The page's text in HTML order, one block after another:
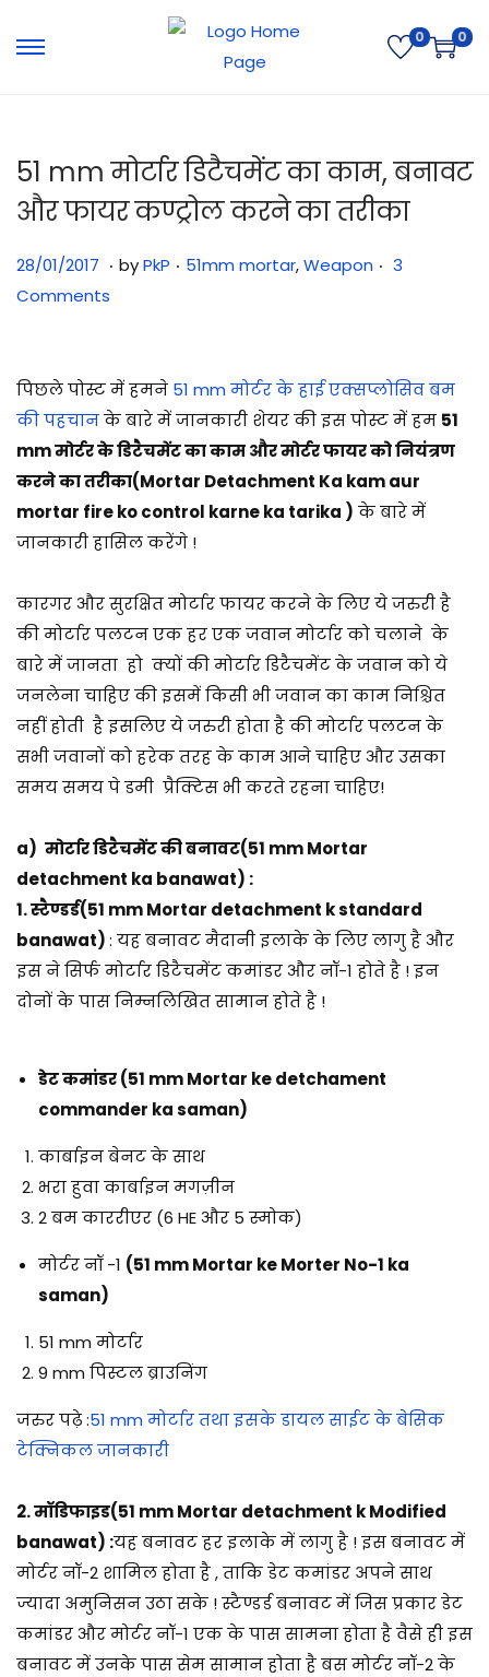
0 0
51 mm मोर्टार डिटैचमेंट का काम, बनावट
और फायर कण्ट्रोल करने का तरीका
Posted on
28/01/2017 3
1
7
/
2
0
2
5
. byPkP . Posted in
51mm mortar,Weapon . 3
Comments
पिछले पोस्ट में हमने 51 mm मोर्टर के हाई एक्सप्लोसिव बम
की पहचानके बारे में जानकारी शेयर की इस पोस्ट में हम 51
mm मोर्टर के डिटैचमेंट का काम और मोर्टर फायर को नियंत्रण
करने का तरीका(Mortar Detachment Ka kam aur
mortar fire ko control karne ka tarika ) के बारे में
जानकारी हासिल करेंगे !
कारगर और सुरक्षित मोर्टार फायर करने के लिए ये जरुरी है
की मोर्टार पलटन एक हर एक जवान मोर्टार को चलाने के
बारे में जानता हो क्यों की मोर्टार डिटैचमेंट के जवान को ये
जनलेना चाहिए की इसमें किसी भी जवान का काम निश्चित
नहीं होती है इसलिए ये जरुरी होता है की मोर्टार पलटन के
सभी जवानों को हरेक तरह के काम आने चाहिए और उसका
समय समय पे डमी प्रैक्टिस भी करते रहना चाहिए!
a) मोर्टार डिटैचमेंट की बनावट(51 mm Mortar
detachment ka banawat) :
1. स्टैण्डर्ड(51 mm Mortar detachment k standard
banawat): यह बनावट मैदानी इलाके के लिए लागु है और
इस ने सिर्फ मोर्टार डिटैचमेंट कमांडर और नॉ-1 होते है ! इन
दोनों के पास निम्नलिखित सामान होते है !
डेट कमांडर(51 mm Mortar ke detchament
commander ka saman)
कार्बाइन बेनट के साथ
भरा हुवा कार्बाइन मगज़ीन
2 बम काररीएर (6 HE और 5 स्मोक)
मोर्टर नॉ -1 (51 mm Mortar ke Morter No-1 ka
saman)
51 mm मोर्टार
9 mm पिस्टल ब्राउनिंग
जरुर पढ़े :51 mm मोर्टार तथा इसके डायल साईट के बेसिक
टेक्निकल जानकारी
2. मॉडिफाइड(51 mm Mortar detachment k Modified
banawat) :यह बनावट हर इलाके में लागु है ! इस बनावट में
मोर्टर नॉ-2 शामिल होता है , ताकि डेट कमांडर अपने साथ
ज्यादा अमुनिसन उठा सके ! स्टैण्डर्ड बनावट में जिस प्रकार डेट
कमांडर और मोर्टर नॉ-1 एक के पास सामना होता है वैसे ही इस
बनावट में उनके पास सेम सामान होता है बस मोर्टर नॉ-2 के